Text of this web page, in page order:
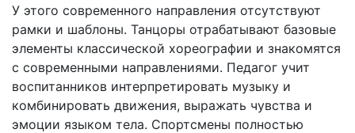
У этого современного направления отсутствуют
рамки и шаблоны. Танцоры отрабатывают базовые
элементы классической хореографии и знакомятся
с современными направлениями. Педагог учит
воспитанников интерпретировать музыку и
комбинировать движения, выражать чувства и
эмоции языком тела. Спортсмены полностью